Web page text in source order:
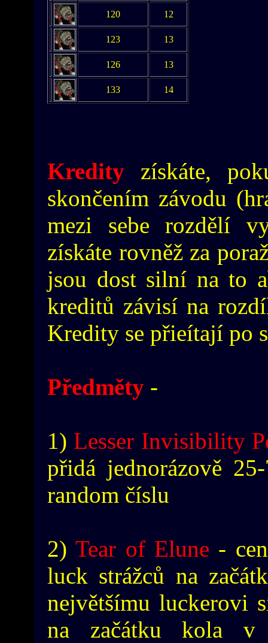
120 12
123 13
126 13
133 14
Kredity získáte,
skončením závodu
mezi sebe rozdělí
získáte rovněž za
jsou dost silní na to
kreditů závisí na
Kredity se přieítají po
Předměty -
1) Lesser Invisibility
přidá jednorázově
random číslu
2)Tear of Elune -
luck strážců na
největšímu luckerovi
na začátku kola v